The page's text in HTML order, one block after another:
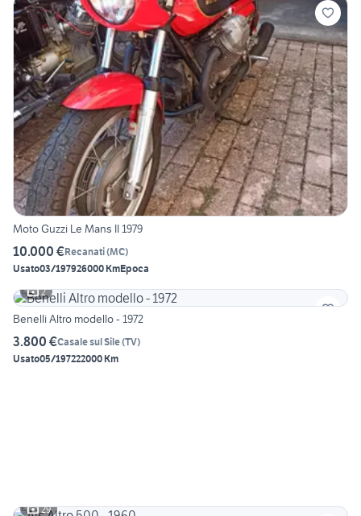
Moto Guzzi Le Mans II 1979
10.000 €Recanati(MC)
Usato03/197926000 KmEpoca
2
Benelli Altro modello - 1972
3.800 €Casale sul Sile(TV)
Usato05/197222000 Km
29